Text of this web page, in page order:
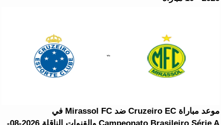
موعد مباراة Cruzeiro EC ضد Mirassol FC في